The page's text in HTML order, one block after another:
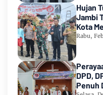
Hujan Turun Lebat
Jambi
Kota Meninjau Tempat Pemungutan
Suara
Rabu,
DPD,
Penuh